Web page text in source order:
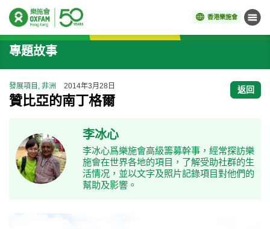
香港樂施會 目錄
開始主要內容
專題故事
發展項目, 非洲 2014年3月28日
贊比亞的南丁格爾
返回
李冰心
李冰心爲樂施會高級籌募幹事，經常探訪樂
施會在世界各地的項目，了解受助社群的生
活情况，並以文字及照片記錄項目對他們的
幫助及影響。